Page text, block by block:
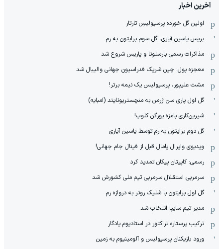
آخرین اخبار
اولین گل خورده پرسپولیسِ تارتار
بریس یاسین آیاری، گل سوم برایتون به رم
مذاکرات رسمی بارسلونا و پاریس شروع شد
معجزه پول: چین شریک فدراسیون جهانی والیبال شد
مشت علیپور، پرسپولیس یک نیمه برتر!
گل اول پاری سن ژرمن به منچستریونایتد (امبایه)
شیرین‌کاری بامزه یورگن کلوپ!
گل دوم برایتون به رم توسط یاسین آیاری
ویدیوی وایرال یامال قبل از فینال جام جهانی!
رسمی: کاپیتان پیکان تمدید کرد
سرمربی استقلال سرمربی تیم ملی کشورش شد
گل اول برایتون با شلیک روتر به دروازه رم
مدیر تیم سایپا انتخاب شد
ترکیب پرستاره تراکتور در استادیوم یادگار
ورود بازیکنان پرسپولیس و آلومینیوم به زمین